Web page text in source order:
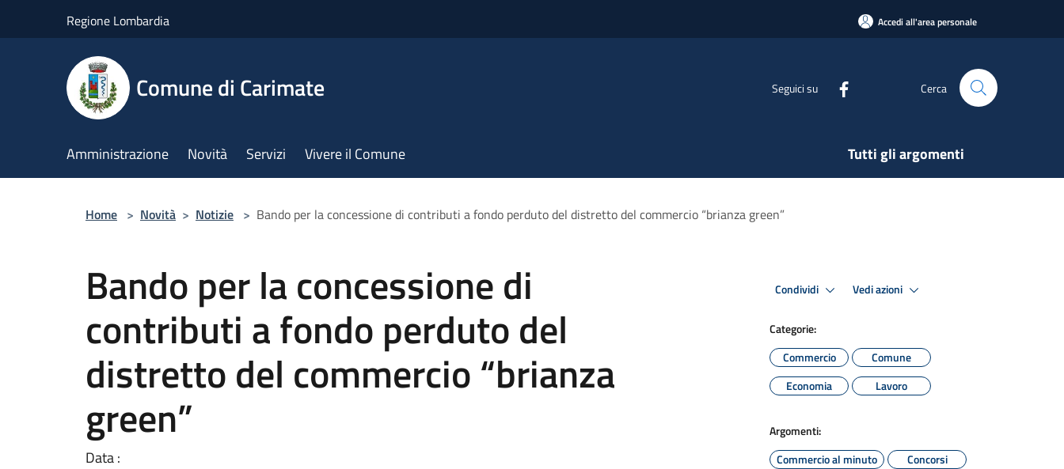
Regione Lombardia Accedi all'area personale
Comune di Carimate Seguici su Cerca
Amministrazione Novità Servizi Vivere il Comune Tutti gli argomenti
Home > Novità > Notizie > Bando per la concessione di contributi a fondo perduto del distretto del commercio “brianza green”
Bando per la concessione di
contributi a fondo perduto del
distretto del commercio “brianza
green”
Data :
Condividi Vedi azioni
Categorie:
Commercio
Comune
Economia
Lavoro
Argomenti:
Commercio al minuto
Concorsi